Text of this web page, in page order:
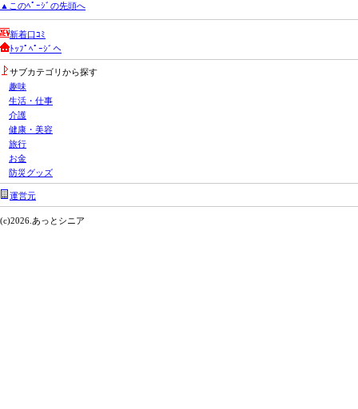
▲このﾍﾟｰｼﾞの先頭へ
新着口ｺﾐ
ﾄｯﾌﾟﾍﾟｰｼﾞへ
サブカテゴリから探す
趣味
生活・仕事
介護
健康・美容
旅行
お金
防災グッズ
運営元
(c)2026.あっとシニア